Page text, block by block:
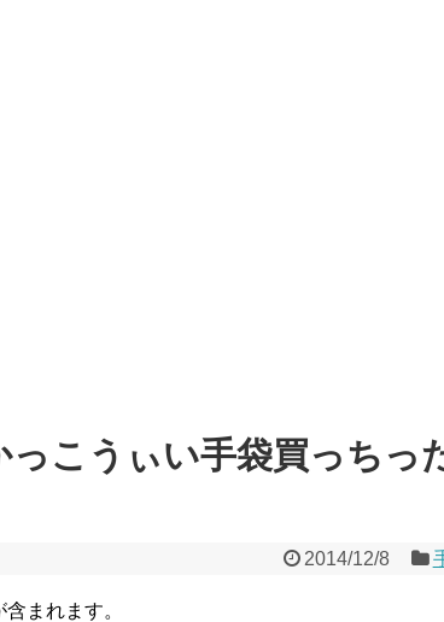
っこうぃい手袋買っちっ
2014/12/8
まれます。